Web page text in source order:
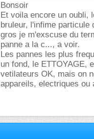
Bonsoir
Et voila encore un oubli,
bruleur, l'infime particule
gros je m'exscuse du
panne a la c..., a voir.
Les pannes les plus
un fond, le ETTOYAGE,
vetilateurs OK, mais on
appareils, electriques ou